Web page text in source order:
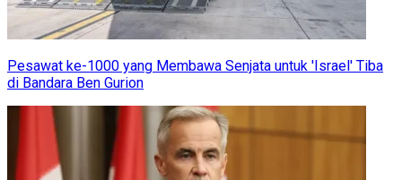
Pesawat ke-1000 yang Membawa Senjata untuk 'Israel' Tiba
di Bandara Ben Gurion